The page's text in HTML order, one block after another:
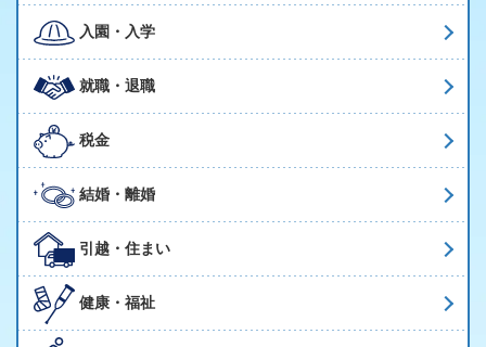
入園・入学
就職・退職
税金
結婚・離婚
引越・住まい
健康・福祉